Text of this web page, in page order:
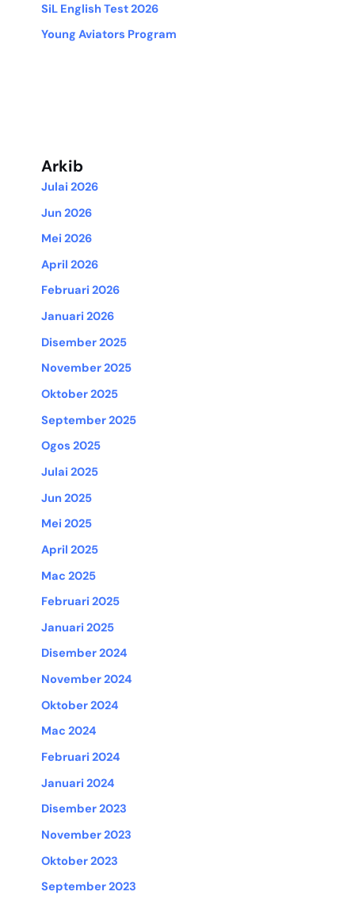
SiL English Test 2026
Young Aviators Program
Arkib
Julai 2026
Jun 2026
Mei 2026
April 2026
Februari 2026
Januari 2026
Disember 2025
November 2025
Oktober 2025
September 2025
Ogos 2025
Julai 2025
Jun 2025
Mei 2025
April 2025
Mac 2025
Februari 2025
Januari 2025
Disember 2024
November 2024
Oktober 2024
Mac 2024
Februari 2024
Januari 2024
Disember 2023
November 2023
Oktober 2023
September 2023